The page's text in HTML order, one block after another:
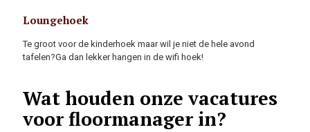
Loungehoek
Te groot voor de kinderhoek maar wil je niet de hele avond
tafelen?Ga dan lekker hangen in de wifi hoek!
Wat houden onze vacatures
voor floormanager in?